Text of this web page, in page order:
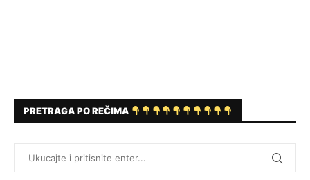
PRETRAGA PO REČIMA